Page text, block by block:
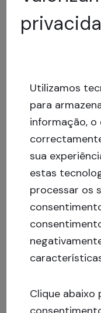
12% p.a
Financiado
Rua da Portela,
1st rank mortgage
136 investidores,
Utilizamos
para
informação, o
sua
estas
processar os
Clique abaixo